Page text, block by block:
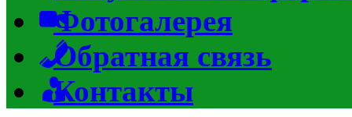
Фотогалерея
Обратная связь
Контакты